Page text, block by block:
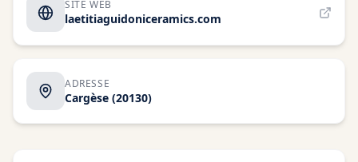
SITE WEB
laetitiaguidoniceramics.com
ADRESSE
Cargèse (20130)